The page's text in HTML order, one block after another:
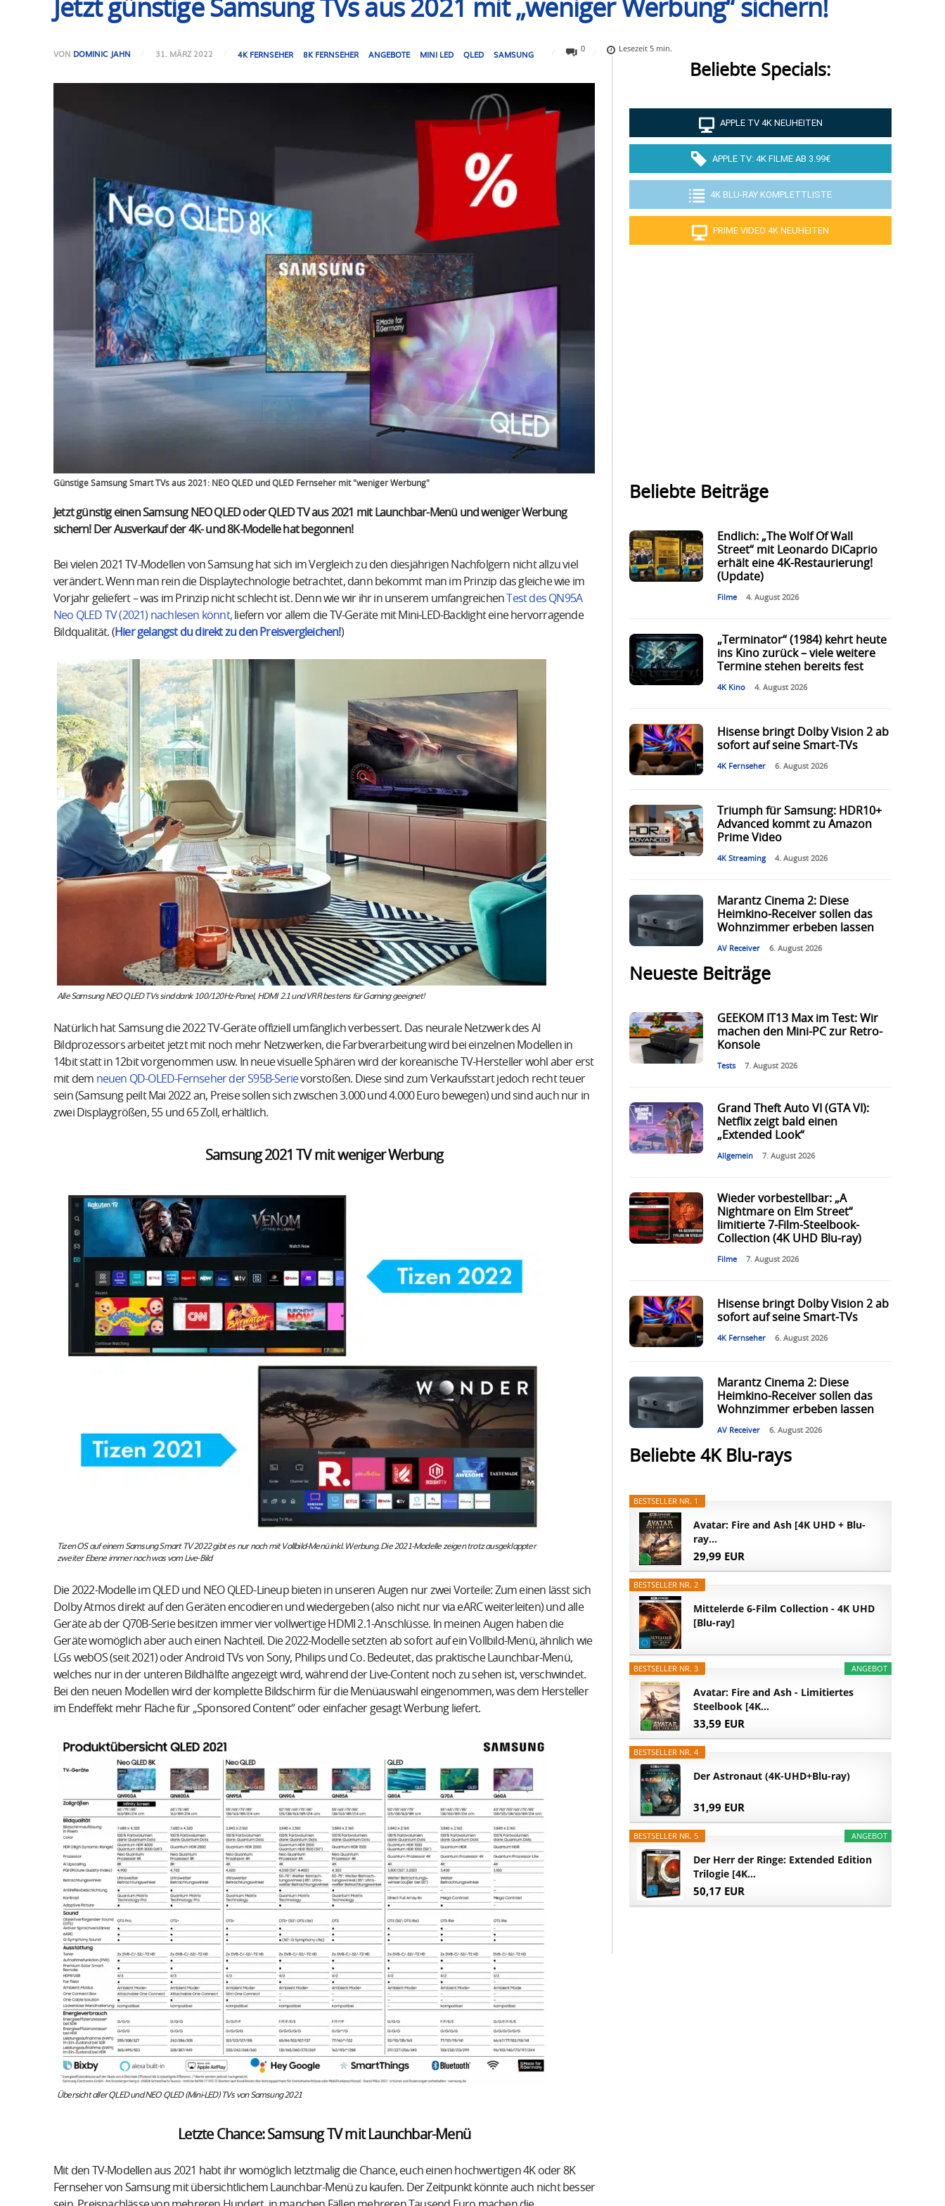
Jetzt günstige Samsung TVs aus 2021 mit „weniger Werbung“ sichern!
VON DOMINIC JAHN 31. MÄRZ 2022 4K FERNSEHER 8K FERNSEHER ANGEBOTE MINI LED QLED SAMSUNG
0 Lesezeit5 min.
Günstige Samsung Smart TVs aus 2021: NEO QLED und QLED Fernseher mit "weniger Werbung"
Jetzt günstig einen Samsung NEO QLED oder QLED TV aus 2021 mit Launchbar-Menü und weniger Werbung
sichern! Der Ausverkauf der 4K- und 8K-Modelle hat begonnen!
Bei vielen 2021 TV-Modellen von Samsung hat sich im Vergleich zu den diesjährigen Nachfolgern nicht allzu viel
verändert. Wenn man rein die Displaytechnologie betrachtet, dann bekommt man im Prinzip das gleiche wie im
Vorjahr geliefert – was im Prinzip nicht schlecht ist. Denn wie wir ihr in unserem umfangreichen
Test des QN95A
Neo QLED TV (2021) nachlesen könnt, liefern vor allem die TV-Geräte mit Mini-LED-Backlight eine hervorragende
Bildqualität. (Hier gelangst du direkt zu den Preisvergleichen!)
Alle Samsung NEO QLED TVs sind dank 100/120Hz-Panel, HDMI 2.1 und VRR bestens für Gaming geeignet!
Natürlich hat Samsung die 2022 TV-Geräte offiziell umfänglich verbessert. Das neurale Netzwerk des AI
Bildprozessors arbeitet jetzt mit noch mehr Netzwerken, die Farbverarbeitung wird bei einzelnen Modellen in
14bit statt in 12bit vorgenommen usw. In neue visuelle Sphären wird der koreanische TV-Hersteller wohl aber erst
mit dem neuen QD-OLED-Fernseher der S95B-Serievorstoßen. Diese sind zum Verkaufsstart jedoch recht teuer
sein (Samsung peilt Mai 2022 an, Preise sollen sich zwischen 3.000 und 4.000 Euro bewegen) und sind auch nur in
zwei Displaygrößen, 55 und 65 Zoll, erhältlich.
Samsung 2021 TV mit weniger Werbung
Tizen OS auf einem Samsung Smart TV 2022 gibt es nur noch mit Vollbild-Menü inkl. Werbung. Die 2021-Modelle zeigen trotz ausgeklappter
zweiter Ebene immer noch was vom Live-Bild
Die 2022-Modelle im QLED und NEO QLED-Lineup bieten in unseren Augen nur zwei Vorteile: Zum einen lässt sich
Dolby Atmos direkt auf den Geräten encodieren und wiedergeben (also nicht nur via eARC weiterleiten) und alle
Geräte ab der Q70B-Serie besitzen immer vier vollwertige HDMI 2.1-Anschlüsse. In meinen Augen haben die
Geräte womöglich aber auch einen Nachteil. Die 2022-Modelle setzten ab sofort auf ein Vollbild-Menü, ähnlich wie
LGs webOS (seit 2021) oder Android TVs von Sony, Philips und Co. Bedeutet, das praktische Launchbar-Menü,
welches nur in der unteren Bildhälfte angezeigt wird, während der Live-Content noch zu sehen ist, verschwindet.
Bei den neuen Modellen wird der komplette Bildschirm für die Menüauswahl eingenommen, was dem Hersteller
im Endeffekt mehr Fläche für „Sponsored Content“ oder einfacher gesagt Werbung liefert.
Übersicht aller QLED und NEO QLED (Mini-LED) TVs von Samsung 2021
Letzte Chance: Samsung TV mit Launchbar-Menü
Mit den TV-Modellen aus 2021 habt ihr womöglich letztmalig die Chance, euch einen hochwertigen 4K oder 8K
Fernseher von Samsung mit übersichtlichem Launchbar-Menü zu kaufen. Der Zeitpunkt könnte auch nicht besser
Beliebte Specials:
APPLE TV 4K NEUHEITEN
APPLE TV: 4K FILME AB 3.99€
4K BLU-RAY KOMPLETTLISTE
PRIME VIDEO 4K NEUHEITEN
Beliebte Beiträge
Endlich: „The Wolf Of Wall
Street“ mit Leonardo DiCaprio
erhält eine 4K-Restaurierung!
(Update)
Filme 4. August 2026
„Terminator“ (1984) kehrt heute
ins Kino zurück – viele weitere
Termine stehen bereits fest
4K Kino 4. August 2026
Hisense bringt Dolby Vision 2 ab
sofort auf seine Smart-TVs
4K Fernseher 6. August 2026
Triumph für Samsung: HDR10+
Advanced kommt zu Amazon
Prime Video
4K Streaming 4. August 2026
Marantz Cinema 2: Diese
Heimkino-Receiver sollen das
Wohnzimmer erbeben lassen
AV Receiver 6. August 2026
Neueste Beiträge
GEEKOM IT13 Max im Test: Wir
machen den Mini-PC zur Retro-
Konsole
Tests 7. August 2026
Grand Theft Auto VI (GTA VI):
Netflix zeigt bald einen
„Extended Look“
Allgemein 7. August 2026
Wieder vorbestellbar: „A
Nightmare on Elm Street“
limitierte 7-Film-Steelbook-
Collection (4K UHD Blu-ray)
Filme 7. August 2026
Hisense bringt Dolby Vision 2 ab
sofort auf seine Smart-TVs
4K Fernseher 6. August 2026
Marantz Cinema 2: Diese
Heimkino-Receiver sollen das
Wohnzimmer erbeben lassen
AV Receiver 6. August 2026
Beliebte 4K Blu-rays
BESTSELLER NR. 1
Avatar: Fire and Ash [4K UHD + Blu-
ray...
29,99 EUR
BESTSELLER NR. 2
Mittelerde 6-Film Collection - 4K UHD
[Blu-ray]
ANGEBOT
BESTSELLER NR. 3
Avatar: Fire and Ash - Limitiertes
Steelbook [4K...
33,59 EUR
BESTSELLER NR. 4
Der Astronaut (4K-UHD+Blu-ray)
31,99 EUR
ANGEBOT
BESTSELLER NR. 5
Der Herr der Ringe: Extended Edition
Trilogie [4K...
50,17 EUR